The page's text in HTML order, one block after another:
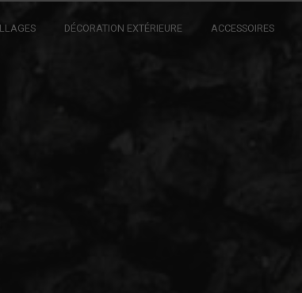
DÉCORATION EXTÉRIEURE ACCESSOIRES